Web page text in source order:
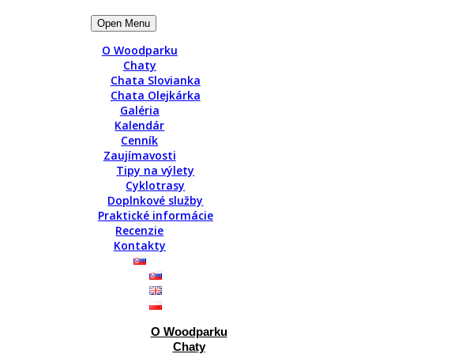
Open Menu
O Woodparku
Chaty
Chata Slovianka
Chata Olejkárka
Galéria
Kalendár
Cenník
Zaujímavosti
Tipy na výlety
Cyklotrasy
Doplnkové služby
Praktické informácie
Recenzie
Kontakty
O Woodparku
Chaty
km ponúka taktiež zaujímavé turistické možnosti. Zaparkujte pri cintoríne a vyberte sa
hodinu a trochu sa pri ňom zadýchate, stúpanie je prudšie. Odmenou vám však